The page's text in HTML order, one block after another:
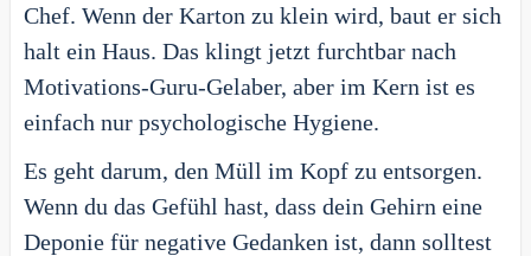
Chef. Wenn der Karton zu klein wird, baut er sich
halt ein Haus. Das klingt jetzt furchtbar nach
Motivations-Guru-Gelaber, aber im Kern ist es
einfach nur psychologische Hygiene.
Es geht darum, den Müll im Kopf zu entsorgen.
Wenn du das Gefühl hast, dass dein Gehirn eine
Deponie für negative Gedanken ist, dann solltest